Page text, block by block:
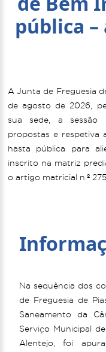
pública
A Junta de Freguesia
de agosto de 2026,
sua sede, a sessão
propostas e respetiva
hasta pública para
inscrito na matriz
o artigo matricial n.º
Na sequência dos
de Freguesia de
Saneamento da
Serviço Municipal
Alentejo, foi